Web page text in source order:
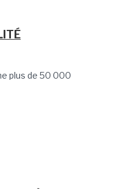
plus de 50 000